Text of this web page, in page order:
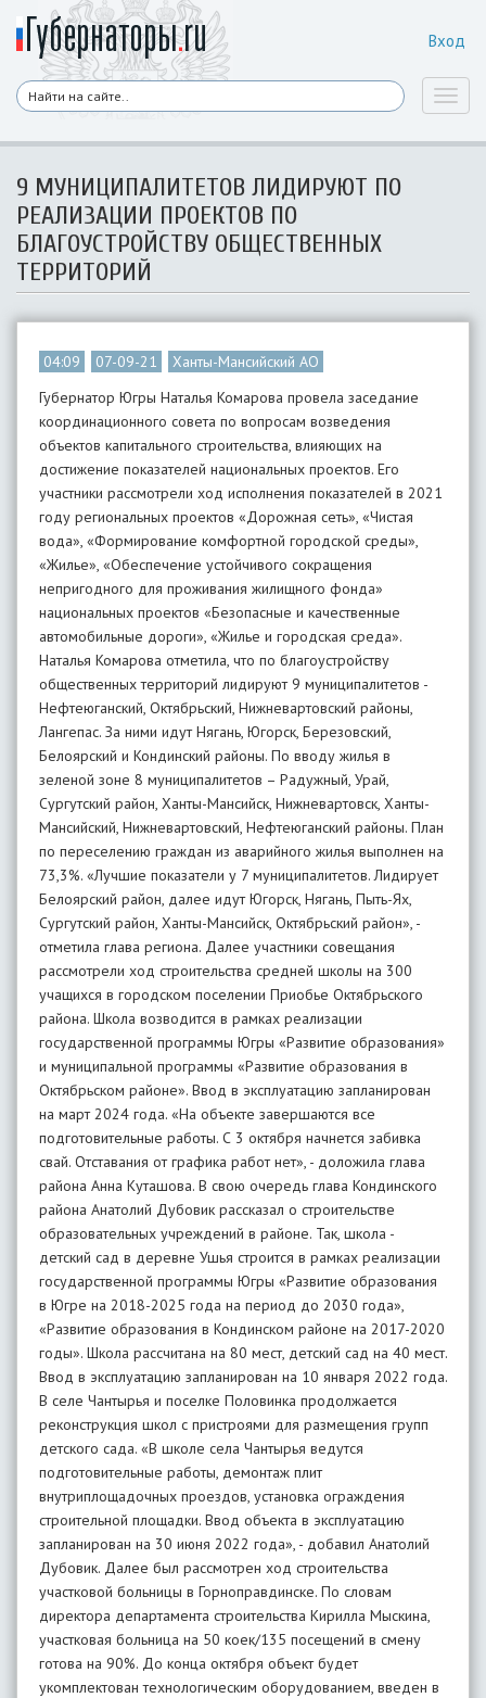
Вход
9 МУНИЦИПАЛИТЕТОВ ЛИДИРУЮТ ПО
РЕАЛИЗАЦИИ ПРОЕКТОВ ПО
БЛАГОУСТРОЙСТВУ ОБЩЕСТВЕННЫХ
ТЕРРИТОРИЙ
04:09 07-09-21
Ханты-Мансийский АО
Губернатор Югры Наталья Комарова провела заседание
координационного совета по вопросам возведения
объектов капитального строительства, влияющих на
достижение показателей национальных проектов. Его
участники рассмотрели ход исполнения показателей в 2021
году региональных проектов «Дорожная сеть», «Чистая
вода», «Формирование комфортной городской среды»,
«Жилье», «Обеспечение устойчивого сокращения
непригодного для проживания жилищного фонда»
национальных проектов «Безопасные и качественные
автомобильные дороги», «Жилье и городская среда».
Наталья Комарова отметила, что по благоустройству
общественных территорий лидируют 9 муниципалитетов -
Нефтеюганский, Октябрьский, Нижневартовский районы,
Лангепас. За ними идут Нягань, Югорск, Березовский,
Белоярский и Кондинский районы. По вводу жилья в
зеленой зоне 8 муниципалитетов – Радужный, Урай,
Сургутский район, Ханты-Мансийск, Нижневартовск, Ханты-
Мансийский, Нижневартовский, Нефтеюганский районы. План
по переселению граждан из аварийного жилья выполнен на
73,3%. «Лучшие показатели у 7 муниципалитетов. Лидирует
Белоярский район, далее идут Югорск, Нягань, Пыть-Ях,
Сургутский район, Ханты-Мансийск, Октябрьский район», -
отметила глава региона. Далее участники совещания
рассмотрели ход строительства средней школы на 300
учащихся в городском поселении Приобье Октябрьского
района. Школа возводится в рамках реализации
государственной программы Югры «Развитие образования»
и муниципальной программы «Развитие образования в
Октябрьском районе». Ввод в эксплуатацию запланирован
на март 2024 года. «На объекте завершаются все
подготовительные работы. С 3 октября начнется забивка
свай. Отставания от графика работ нет», - доложила глава
района Анна Куташова. В свою очередь глава Кондинского
района Анатолий Дубовик рассказал о строительстве
образовательных учреждений в районе. Так, школа -
детский сад в деревне Ушья строится в рамках реализации
государственной программы Югры «Развитие образования
в Югре на 2018-2025 года на период до 2030 года»,
«Развитие образования в Кондинском районе на 2017-2020
годы». Школа рассчитана на 80 мест, детский сад на 40 мест.
Ввод в эксплуатацию запланирован на 10 января 2022 года.
В селе Чантырья и поселке Половинка продолжается
реконструкция школ с пристроями для размещения групп
детского сада. «В школе села Чантырья ведутся
подготовительные работы, демонтаж плит
внутриплощадочных проездов, установка ограждения
строительной площадки. Ввод объекта в эксплуатацию
запланирован на 30 июня 2022 года», - добавил Анатолий
Дубовик. Далее был рассмотрен ход строительства
участковой больницы в Горноправдинске. По словам
директора департамента строительства Кирилла Мыскина,
участковая больница на 50 коек/135 посещений в смену
готова на 90%. До конца октября объект будет
укомплектован технологическим оборудованием, введен в